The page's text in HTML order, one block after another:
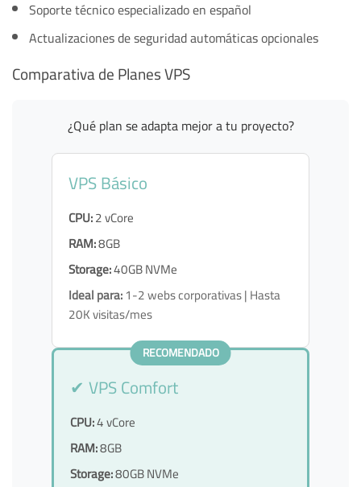
Soporte técnico especializado en español
Actualizaciones de seguridad automáticas opcionales
Comparativa de Planes VPS
¿Qué plan se adapta mejor a tu proyecto?
VPS Básico
CPU:2 vCore
RAM:8GB
Storage:40GB NVMe
Ideal para:1-2 webs corporativas | Hasta
20K visitas/mes
RECOMENDADO
✔ VPS Comfort
CPU:4 vCore
RAM:8GB
Storage:80GB NVMe